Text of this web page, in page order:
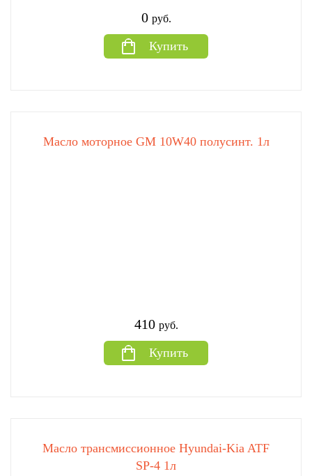
0 руб.
Купить
Масло моторное GM 10W40 полусинт. 1л
410 руб.
Купить
Масло трансмиссионное Hyundai-Kia ATF
SP-4 1л